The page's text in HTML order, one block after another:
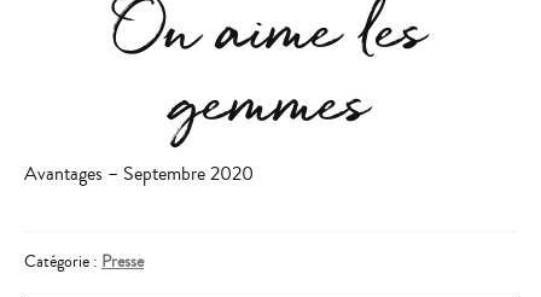
YOGA & PILATES
EVENTS
Journal
On aime les
gemmes
Avantages – Septembre 2020
Catégorie : Presse